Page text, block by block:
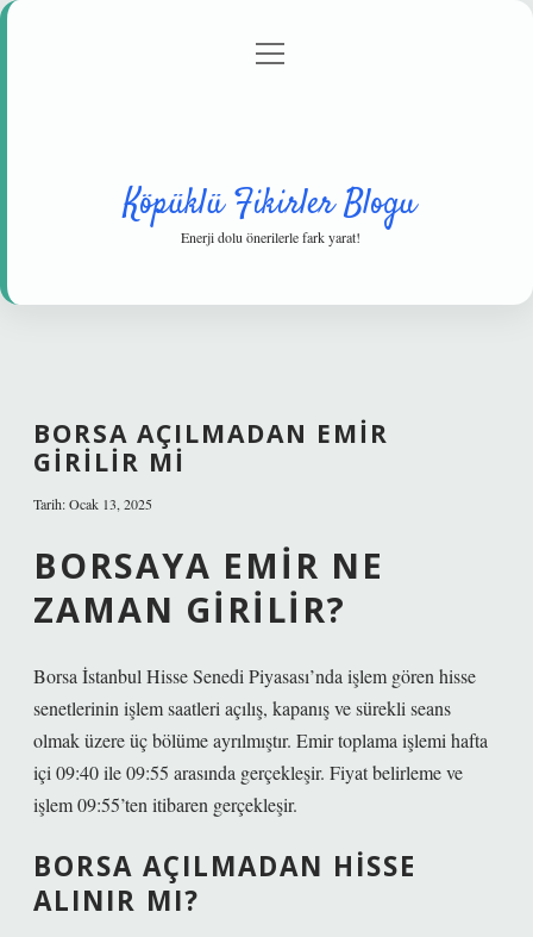
Gizlilik Politikası
menüyü
Köpüklü Fikirler Blogu
Enerji dolu önerilerle fark yarat!
BORSA AÇILMADAN EMIR
GIRILIR MI
Tarih: Ocak 13, 2025
BORSAYA EMIR NE
ZAMAN GIRILIR?
Borsa İstanbul Hisse Senedi Piyasası’nda işlem gören hisse
senetlerinin işlem saatleri açılış, kapanış ve sürekli seans
olmak üzere üç bölüme ayrılmıştır. Emir toplama işlemi hafta
içi 09:40 ile 09:55 arasında gerçekleşir. Fiyat belirleme ve
işlem 09:55’ten itibaren gerçekleşir.
BORSA AÇILMADAN HISSE
ALINIR MI?